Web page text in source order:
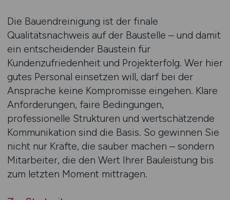
Die Bauendreinigung ist der finale
Qualitätsnachweis auf der Baustelle – und damit
ein entscheidender Baustein für
Kundenzufriedenheit und Projekterfolg. Wer hier
gutes Personal einsetzen will, darf bei der
Ansprache keine Kompromisse eingehen. Klare
Anforderungen, faire Bedingungen,
professionelle Strukturen und wertschätzende
Kommunikation sind die Basis. So gewinnen Sie
nicht nur Kräfte, die sauber machen – sondern
Mitarbeiter, die den Wert Ihrer Bauleistung bis
zum letzten Moment mittragen.